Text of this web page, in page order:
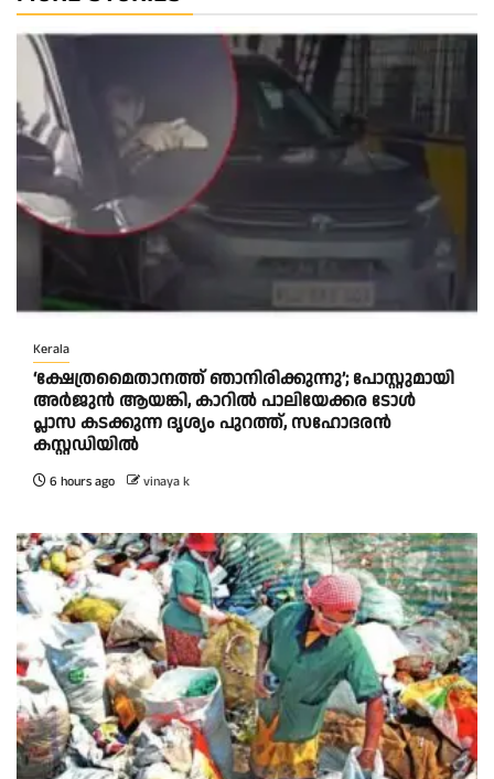
Kerala
‘ക്ഷേത്രമൈതാനത്ത് ഞാനിരിക്കുന്നു’; പോസ്റ്റുമായി
അർജുൻ ആയങ്കി, കാറിൽ പാലിയേക്കര ടോൾ
പ്ലാസ കടക്കുന്ന ദൃശ്യം പുറത്ത്, സഹോദരൻ
കസ്റ്റഡിയിൽ
6 hours ago vinaya k